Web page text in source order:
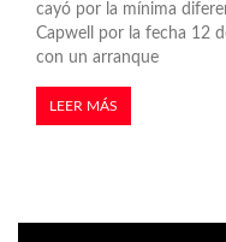
cayó por la mínima
Capwell por la fecha 12
con un arranque
LEER MÁS